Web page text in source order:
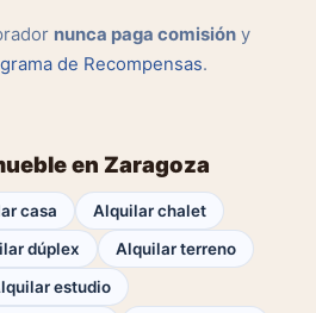
nunca paga comisión y
de Recompensas.
en Zaragoza
casa
Alquilar chalet
dúplex
Alquilar terreno
estudio